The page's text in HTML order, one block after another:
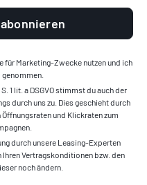
für Marketing-Zwecke nutzen und ich
1 lit. a DSGVO stimmst du auch der
durch uns zu. Dies geschieht durch
und Klickraten zum
durch unsere Leasing-Experten
Vertragskonditionen bzw. den
noch ändern.